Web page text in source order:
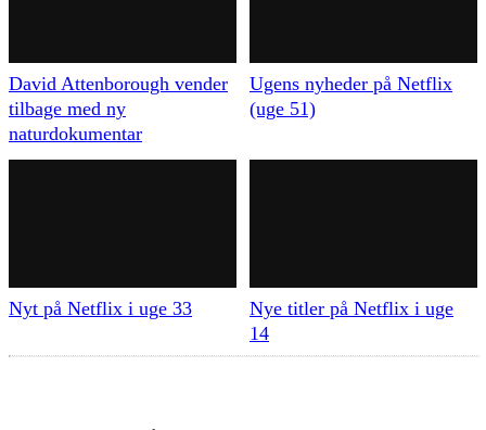
David Attenborough vender
tilbage med ny
naturdokumentar
Ugens nyheder på Netflix
(uge 51)
Nyt på Netflix i uge 33
Nye titler på Netflix i uge
14